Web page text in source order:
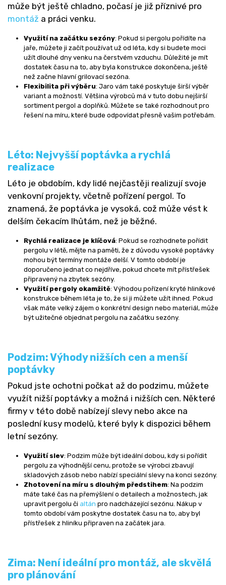
může být ještě chladno, počasí je již příznivé pro
montáž a práci venku.
Využití na začátku sezóny: Pokud si pergolu pořídíte na
jaře, můžete ji začít používat už od léta, kdy si budete moci
užít dlouhé dny venku na čerstvém vzduchu. Důležité je mít
dostatek času na to, aby byla konstrukce dokončena, ještě
než začne hlavní grilovací sezóna.
Flexibilita při výběru: Jaro vám také poskytuje širší výběr
variant a možností. Většina výrobců má v tuto dobu nejširší
sortiment pergol a doplňků. Můžete se také rozhodnout pro
řešení na míru, které bude odpovídat přesně vašim potřebám.
Léto: Nejvyšší poptávka a rychlá
realizace
Léto je obdobím, kdy lidé nejčastěji realizují svoje
venkovní projekty, včetně pořízení pergol. To
znamená, že poptávka je vysoká, což může vést k
delším čekacím lhůtám, než je běžné.
Rychlá realizace je klíčová: Pokud se rozhodnete pořídit
pergolu v létě, mějte na paměti, že z důvodu vysoké poptávky
mohou být termíny montáže delší. V tomto období je
doporučeno jednat co nejdříve, pokud chcete mít přístřešek
připravený na zbytek sezóny.
Využití pergoly okamžitě: Výhodou pořízení kryté hliníkové
konstrukce během léta je to, že si ji můžete užít ihned. Pokud
však máte velký zájem o konkrétní design nebo materiál, může
být užitečné objednat pergolu na začátku sezóny.
Podzim: Výhody nižších cen a menší
poptávky
Pokud jste ochotni počkat až do podzimu, můžete
využít nižší poptávky a možná i nižších cen. Některé
firmy v této době nabízejí slevy nebo akce na
poslední kusy modelů, které byly k dispozici během
letní sezóny.
Využití slev: Podzim může být ideální dobou, kdy si pořídit
pergolu za výhodnější cenu, protože se výrobci zbavují
skladových zásob nebo nabízí speciální slevy na konci sezóny.
Zhotovení na míru s dlouhým předstihem: Na podzim
máte také čas na přemýšlení o detailech a možnostech, jak
upravit pergolu či altán pro nadcházející sezónu. Nákup v
tomto období vám poskytne dostatek času na to, aby byl
přístřešek z hliníku připraven na začátek jara.
Zima: Není ideální pro montáž, ale skvělá
pro plánování